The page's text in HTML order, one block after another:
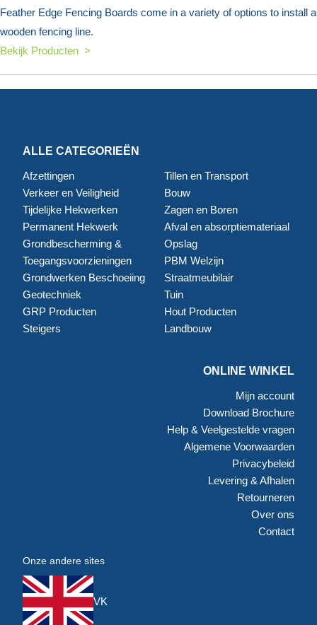
Feather Edge Fencing Boards come in a variety of options to install a
wooden fencing line.
Bekijk Producten >
ALLE CATEGORIEËN
Afzettingen
Verkeer en Veiligheid
Tijdelijke Hekwerken
Permanent Hekwerk
Grondbescherming &
Toegangsvoorzieningen
Grondwerken Beschoeiing
Geotechniek
GRP Producten
Steigers
Tillen en Transport
Bouw
Zagen en Boren
Afval en absorptiemateriaal
Opslag
PBM Welzijn
Straatmeubilair
Tuin
Hout Producten
Landbouw
ONLINE WINKEL
Mijn account
Download Brochure
Help & Veelgestelde vragen
Algemene Voorwaarden
Privacybeleid
Levering & Afhalen
Retourneren
Over ons
Contact
Onze andere sites
VK